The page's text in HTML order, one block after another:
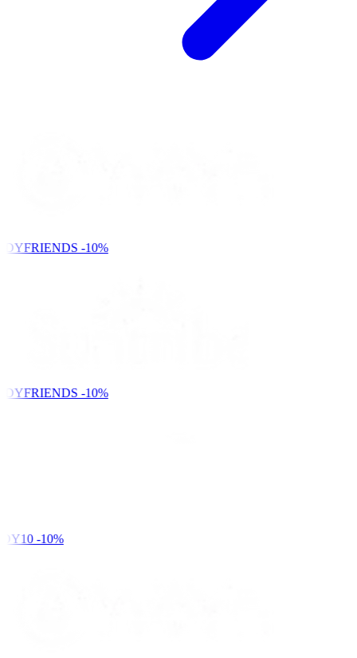
-10%
-10%
-10%